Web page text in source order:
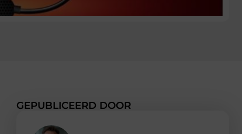
GEPUBLICEERD DOOR